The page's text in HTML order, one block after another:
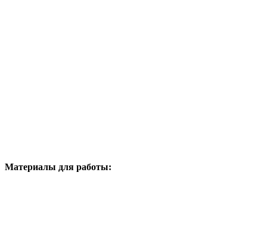
Материалы для работы: